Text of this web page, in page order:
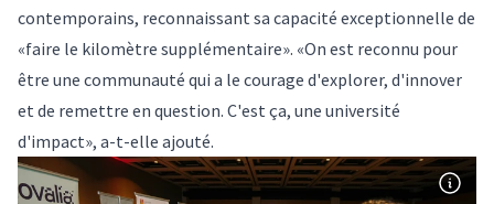
contemporains, reconnaissant sa capacité exceptionnelle de
«faire le kilomètre supplémentaire». «On est reconnu pour
être une communauté qui a le courage d'explorer, d'innover
et de remettre en question. C'est ça, une université
d'impact», a-t-elle ajouté.